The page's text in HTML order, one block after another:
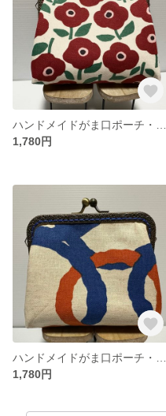
1,780円
1,780円